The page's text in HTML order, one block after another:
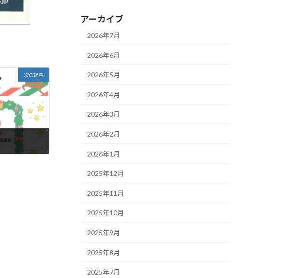
次の記事
アーカイブ
2026年7月
2026年6月
2026年5月
2026年4月
2026年3月
2026年2月
2026年1月
2025年12月
2025年11月
2025年10月
2025年9月
2025年8月
2025年7月